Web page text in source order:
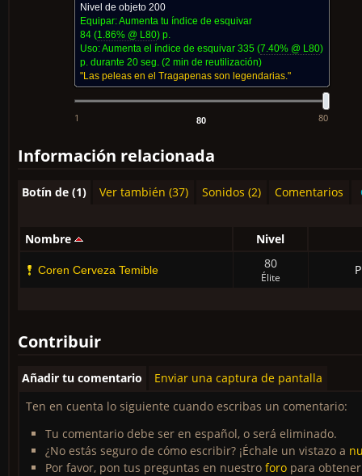
Nivel de objeto 200
Equipar: Aumenta tu índice de esquivar
84 (1.86% @ L80) p.
Uso:Aumenta el índice de esquivar 335 (7.40% @ L80)
p. durante 20 seg. (2 min de reutilización)
"Las peleas en el Tragapenas son legendarias."
1 80
Información relacionada
Botín de (1) Ver también (37) Sonidos (2) Comentarios
Nombre Nivel
Coren Cerveza Temible 80
Élite
Contribuir
Añadir tu comentario
Enviar una captura de pantalla
Ten en cuenta lo siguiente cuando escribas un comentario:
Tu comentario debe ser en español, o será eliminado.
¿No estás seguro de cómo escribir? ¡Échale un vistazo a
Por favor, pon tus preguntas en nuestro foro para